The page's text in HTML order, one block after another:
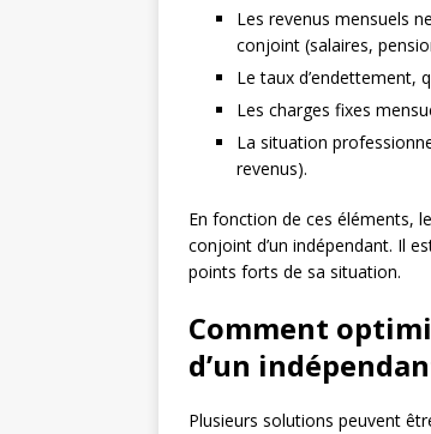
Les revenus mensuels
conjoint (salaires,
Le taux d’endettement,
Les charges fixes
La situation
revenus).
En fonction de ces éléments,
conjoint d’un indépendant. Il
points forts de sa situation.
Comment
d’un
Plusieurs solutions peuvent